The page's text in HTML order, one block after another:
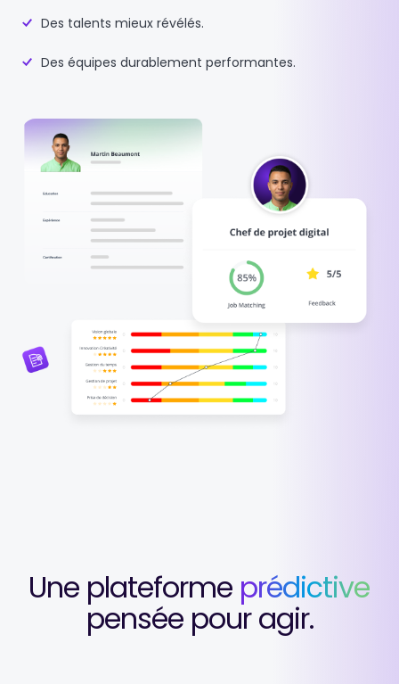
Des talents mieux révélés.
Des équipes durablement performantes.
Une plateforme prédictive
pensée pour agir.